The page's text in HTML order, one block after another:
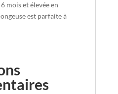
mois et élevée en
est parfaite à